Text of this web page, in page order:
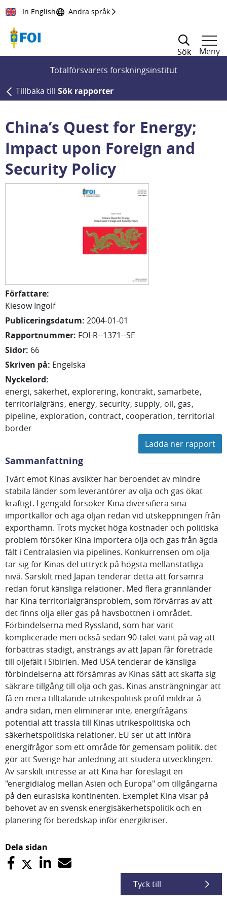
Till innehållet
In English Andra språk
Sök
Meny
Totalförsvarets forskningsinstitut
Tillbaka till Sök rapporter
China’s Quest for Energy;
Impact upon Foreign and
Security Policy
Författare:
Kiesow Ingolf
Publiceringsdatum: 2004-01-01
Rapportnummer: FOI-R--1371--SE
Sidor: 66
Skriven på: Engelska
Nyckelord:
energi säkerhet explorering kontrakt samarbete
territorialgräns energy security supply oil gas
pipeline exploration contract cooperation territorial
border
Ladda ner rapport
Sammanfattning
Tvärt emot Kinas avsikter har beroendet av mindre
stabila länder som leverantörer av olja och gas ökat
kraftigt. I gengäld försöker Kina diversifiera sina
importkällor och äga oljan redan vid utskeppningen från
exporthamn. Trots mycket höga kostnader och politiska
problem försöker Kina importera olja och gas från ägda
fält i Centralasien via pipelines. Konkurrensen om olja
tar sig för Kinas del uttryck på högsta mellanstatliga
nivå. Särskilt med Japan tenderar detta att försämra
redan förut känsliga relationer. Med flera grannländer
har Kina territorialgränsproblem, som förvärras av att
det finns olja eller gas på havsbottnen i området.
Förbindelserna med Ryssland, som har varit
komplicerade men också sedan 90-talet varit på väg att
förbättras stadigt, ansträngs av att Japan får företräde
till oljefält i Sibirien. Med USA tenderar de känsliga
förbindelserna att försämras av Kinas sätt att skaffa sig
säkrare tillgång till olja och gas. Kinas ansträngningar att
få en mera tilltalande utrikespolitisk profil mildrar å
andra sidan, men eliminerar inte, energifrågans
potential att trassla till Kinas utrikespolitiska och
säkerhetspolitiska relationer. EU ser ut att införa
energifrågor som ett område för gemensam politik. det
gör att Sverige har anledning att studera utvecklingen.
Av särskilt intresse är att Kina har föreslagit en
"energidialog mellan Asien och Europa" om tillgångarna
på den eurasiska kontinenten. Exemplet Kina visar på
behovet av en svensk energisäkerhetspolitik och en
planering för beredskap inför energikriser.
Dela sidan
Tyck till